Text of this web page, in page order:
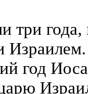
три
Израилем.
год